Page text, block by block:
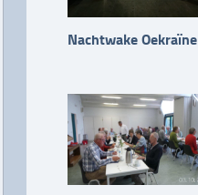
Nachtwake Oekraïne